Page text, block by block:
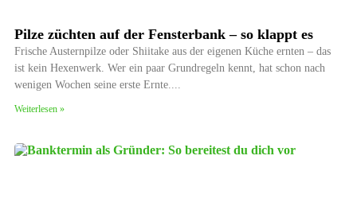
Pilze züchten auf der Fensterbank – so klappt es
Frische Austernpilze oder Shiitake aus der eigenen Küche ernten – das
ist kein Hexenwerk. Wer ein paar Grundregeln kennt, hat schon nach
wenigen Wochen seine erste Ernte.
Weiterlesen »